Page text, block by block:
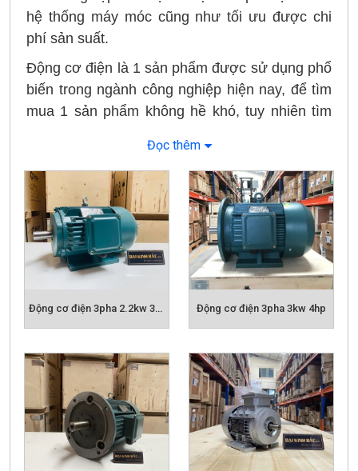
hệ thống máy móc cũng như tối ưu được chi
phí sản suất.
Động cơ điện là 1 sản phẩm được sử dụng phổ
biến trong ngành công nghiệp hiện nay, để tìm
mua 1 sản phẩm không hề khó, tuy nhiên tìm
hợp lý không phải là điều dễ dàng. Trên thị
trường hiện tại có rất nhiều nhiều sản phẩm
không rõ nguồn gốc chất lượng, hàng giả, hàng
nhái, hàng không chính hãng, không có
COCQ rất khó phân biệt chất lượng, khách
hàng phải mua qua các cửa hàng hoặc đại lý
giá cả bị đẩy lên cao 20%-25% so với giá bán
thường của sản phẩm.
Đa số động cơ điện trên thị trường là tiêu
chuẩnIE1với hiệu suất thấp khoảng 70%,
không đạt được hiệu quả cao trong quá trình
sử dụng, làm tăng chi phí trong việc vận hành
động cơ của doanh nghiệp.
Thông số động cơ điện BGM IE2 :
Đọc thêm
Động cơ điện 3pha 3kw 4hp